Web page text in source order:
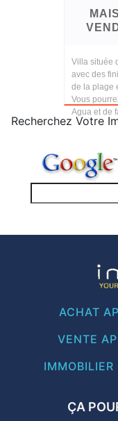
Villa située
avec des
de la plage
Vous
Agua et de
Recherchez Votre
ACHAT
VENTE
ÇA